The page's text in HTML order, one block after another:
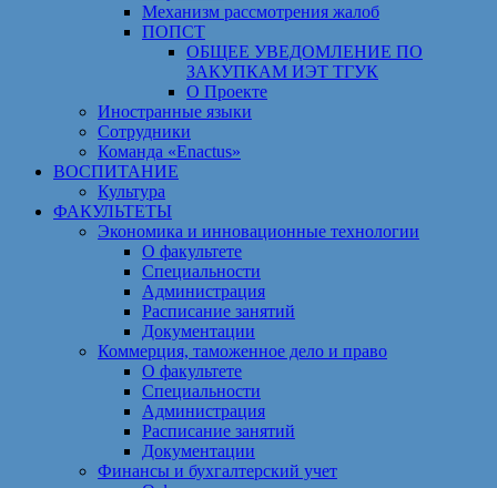
Механизм рассмотрения жалоб
ПОПСТ
ОБЩЕЕ УВЕДОМЛЕНИЕ ПО
ЗАКУПКАМ ИЭТ ТГУК
О Проекте
Иностранные языки
Сотрудники
Команда «Enactus»
ВОСПИТАНИЕ
Культура
ФАКУЛЬТЕТЫ
Экономика и инновационные технологии
О факультете
Специальности
Администрация
Расписание занятий
Документации
Коммерция, таможенное дело и право
О факультете
Специальности
Администрация
Расписание занятий
Документации
Финансы и бухгалтерский учет